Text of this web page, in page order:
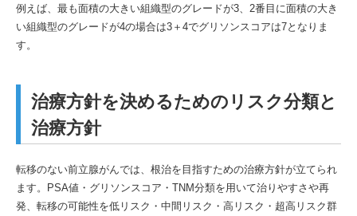
例えば、最も面積の大きい組織型のグレードが3、2番目に面積の大き
い組織型のグレードが4の場合は3＋4でグリソンスコアは7となりま
す。
治療方針を決めるためのリスク分類と
治療方針
転移のない前立腺がんでは、根治を目指すための治療方針が立てられ
ます。PSA値・グリソンスコア・TNM分類を用いて治りやすさや再
発、転移の可能性を低リスク・中間リスク・高リスク・超高リスク群